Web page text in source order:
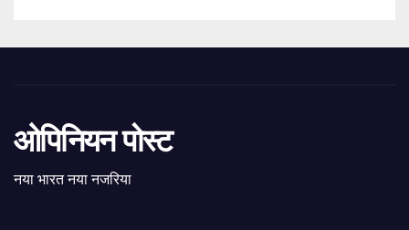
ओपिनियन पोस्ट
नया भारत नया नजरिया